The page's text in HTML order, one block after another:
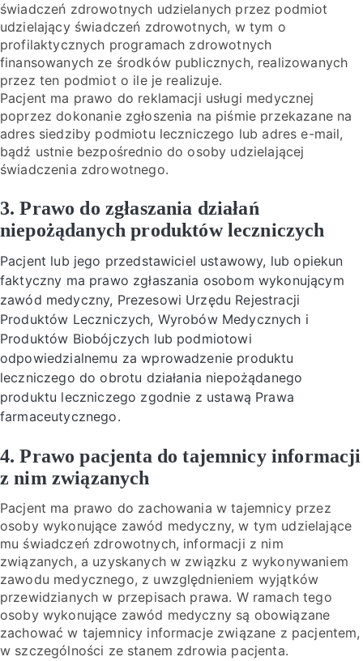
świadczeń zdrowotnych udzielanych przez podmiot
udzielający świadczeń zdrowotnych, w tym o
profilaktycznych programach zdrowotnych
finansowanych ze środków publicznych, realizowanych
przez ten podmiot o ile je realizuje.
Pacjent ma prawo do reklamacji usługi medycznej
poprzez dokonanie zgłoszenia na piśmie przekazane na
adres siedziby podmiotu leczniczego lub adres e-mail,
bądź ustnie bezpośrednio do osoby udzielającej
świadczenia zdrowotnego.
3. Prawo do zgłaszania działań
niepożądanych produktów leczniczych
Pacjent lub jego przedstawiciel ustawowy, lub opiekun
faktyczny ma prawo zgłaszania osobom wykonującym
zawód medyczny, Prezesowi Urzędu Rejestracji
Produktów Leczniczych, Wyrobów Medycznych i
Produktów Biobójczych lub podmiotowi
odpowiedzialnemu za wprowadzenie produktu
leczniczego do obrotu działania niepożądanego
produktu leczniczego zgodnie z ustawą Prawa
farmaceutycznego.
4. Prawo pacjenta do tajemnicy informacji
z nim związanych
Pacjent ma prawo do zachowania w tajemnicy przez
osoby wykonujące zawód medyczny, w tym udzielające
mu świadczeń zdrowotnych, informacji z nim
związanych, a uzyskanych w związku z wykonywaniem
zawodu medycznego, z uwzględnieniem wyjątków
przewidzianych w przepisach prawa. W ramach tego
osoby wykonujące zawód medyczny są obowiązane
zachować w tajemnicy informacje związane z pacjentem,
w szczególności ze stanem zdrowia pacjenta.